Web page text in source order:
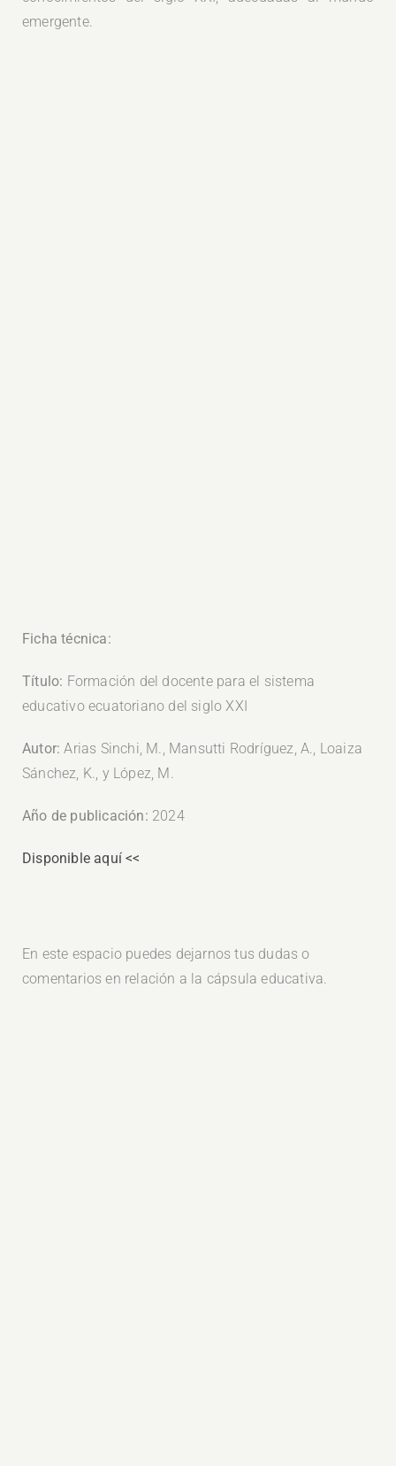
emergente.
Ficha técnica:
Título: Formación del docente para el sistema
educativo ecuatoriano del siglo XXI
Autor: Arias Sinchi, M., Mansutti Rodríguez, A., Loaiza
Sánchez, K., y López, M.
Año de publicación: 2024
Disponible aquí <<
En este espacio puedes dejarnos tus dudas o
comentarios en relación a la cápsula educativa.